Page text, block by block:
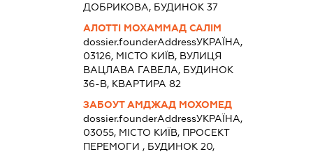
ДОБРИКОВА, БУДИНОК 37
АЛОТТІ МОХАММАД САЛІМ
dossier.founderAddressУКРАЇНА,
03126, МІСТО КИЇВ, ВУЛИЦЯ
ВАЦЛАВА ГАВЕЛА, БУДИНОК
36-В, КВАРТИРА 82
ЗАБОУТ АМДЖАД МОХОМЕД
dossier.founderAddressУКРАЇНА,
03055, МІСТО КИЇВ, ПРОСЕКТ
ПЕРЕМОГИ , БУДИНОК 20,